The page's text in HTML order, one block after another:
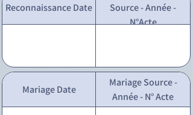
Reconnaissance Date
Source - Année -
N°Acte
Mariage Date
Mariage Source -
Année - N° Acte